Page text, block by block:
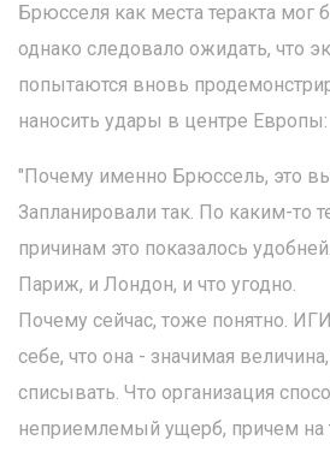
Брюсселя как места теракта мог
однако следовало ожидать, что
попытаются вновь
наносить удары в центре Европы:
"Почему именно Брюссель, это
Запланировали так. По каким-то
причинам это показалось
Париж, и Лондон, и что угодно.
Почему сейчас, тоже понятно.
себе, что она - значимая
списывать. Что организация
неприемлемый ущерб, причем на